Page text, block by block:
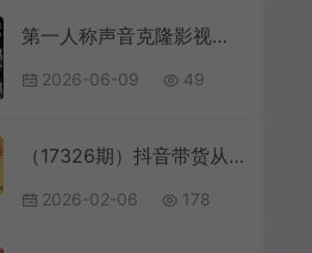
第一人称声音克隆影视玩法，只需录入本人几段清晰语音素材，AI便能复刻你的声线、语气与说话节奏
2026-06-09 49
（17326期）抖音带货从0到1系统教学，账号运营、选品策略、流量放大，手把手带你开启短视频变现之路
2026-02-06 178